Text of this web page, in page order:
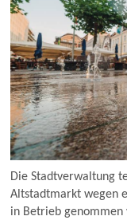
Die Stadtverwaltung
Altstadtmarkt wegen
in Betrieb genommen